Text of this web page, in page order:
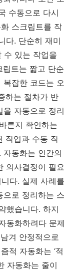
수동으로 다시
스크립트를 작
다. 단순히 재미
수 있는 작업을
트는 짧고 단순
잡한 코드는 오
하는 절차가 반
을 자동으로 정리
른지 확인하는
작업과 수동 작
동화는 인간의
의사결정이 필요
다. 실제 사례를
으로 정리하는 스
했습니다. 하지
동화하려다 문제
겨 안정적으로
적 자동화는 ‘적
자동화는 줄이